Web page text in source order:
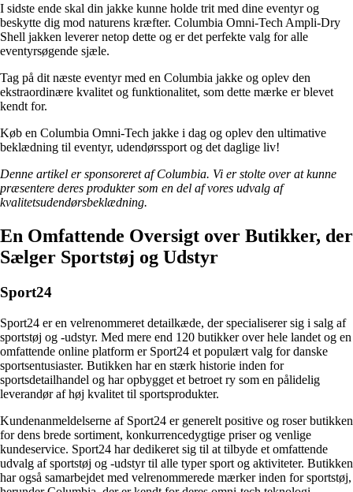
I sidste ende skal din jakke kunne holde trit med dine eventyr og
beskytte dig mod naturens kræfter. Columbia Omni-Tech Ampli-Dry
Shell jakken leverer netop dette og er det perfekte valg for alle
eventyrsøgende sjæle.
Tag på dit næste eventyr med en Columbia jakke og oplev den
ekstraordinære kvalitet og funktionalitet, som dette mærke er blevet
kendt for.
Køb en Columbia Omni-Tech jakke i dag og oplev den ultimative
beklædning til eventyr, udendørssport og det daglige liv!
Denne artikel er sponsoreret af Columbia. Vi er stolte over at kunne
præsentere deres produkter som en del af vores udvalg af
kvalitetsudendørsbeklædning.
En Omfattende Oversigt over Butikker, der
Sælger Sportstøj og Udstyr
Sport24
Sport24 er en velrenommeret detailkæde, der specialiserer sig i salg af
sportstøj og -udstyr. Med mere end 120 butikker over hele landet og en
omfattende online platform er Sport24 et populært valg for danske
sportsentusiaster. Butikken har en stærk historie inden for
sportsdetailhandel og har opbygget et betroet ry som en pålidelig
leverandør af høj kvalitet til sportsprodukter.
Kundenanmeldelserne af Sport24 er generelt positive og roser butikken
for dens brede sortiment, konkurrencedygtige priser og venlige
kundeservice. Sport24 har dedikeret sig til at tilbyde et omfattende
udvalg af sportstøj og -udstyr til alle typer sport og aktiviteter. Butikken
har også samarbejdet med velrenommerede mærker inden for sportstøj,